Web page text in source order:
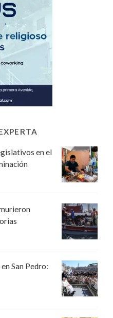
en el
San Pedro: